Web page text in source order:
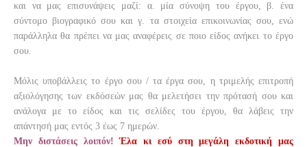
και να μας επισυνάψεις μαζί: α. μία σύνοψη του έργου, β. ένα
σύντομο βιογραφικό σου και γ. τα στοιχεία επικοινωνίας σου, ενώ
παράλληλα θα πρέπει να μας αναφέρεις σε ποιο είδος ανήκει το έργο
σου.
Μόλις υποβάλλεις το έργο σου / τα έργα σου, η τριμελής επιτροπή
αξιολόγησης των εκδόσεών μας θα μελετήσει την πρότασή σου και
ανάλογα με το είδος και τις σελίδες του έργου, θα λάβεις την
απάντησή μας εντός 3 έως 7 ημερών.
Μην διστάσεις λοιπόν!
Έλα κι εσύ στη μεγάλη εκδοτική μας